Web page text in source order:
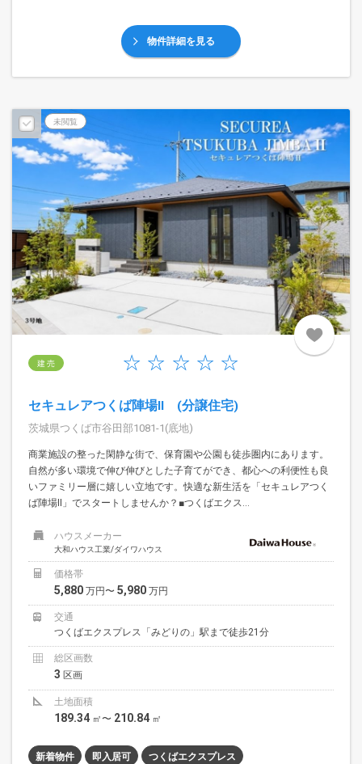
物件詳細を見る
未閲覧
建 売
セキュレアつくば陣場II (分譲住宅)
茨城県つくば市谷田部1081-1(底地)
商業施設の整った閑静な街で、保育園や公園も徒歩圏内にあります。
自然が多い環境で伸び伸びとした子育てができ、都心への利便性も良
いファミリー層に嬉しい立地です。快適な新生活を「セキュレアつく
ば陣場II」でスタートしませんか？■つくばエクス...
ハウスメーカー
大和ハウス工業/ダイワハウス
価格帯
5,880 万円〜 5,980 万円
交通
つくばエクスプレス「みどりの」駅まで徒歩21分
総区画数
3 区画
土地面積
189.34 ㎡〜 210.84 ㎡
新着物件 即入居可 つくばエクスプレス